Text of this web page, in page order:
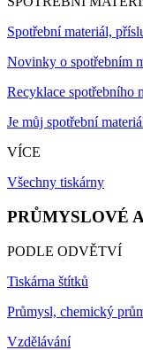
Spotřební materiál,
Novinky o spotřebním
Recyklace spotřebního
Je můj spotřební
VÍCE
Všechny tiskárny
PRŮMYSLOVÉ
PODLE ODVĚTVÍ
Tiskárna štítků
Průmysl, chemický
Vzdělávání